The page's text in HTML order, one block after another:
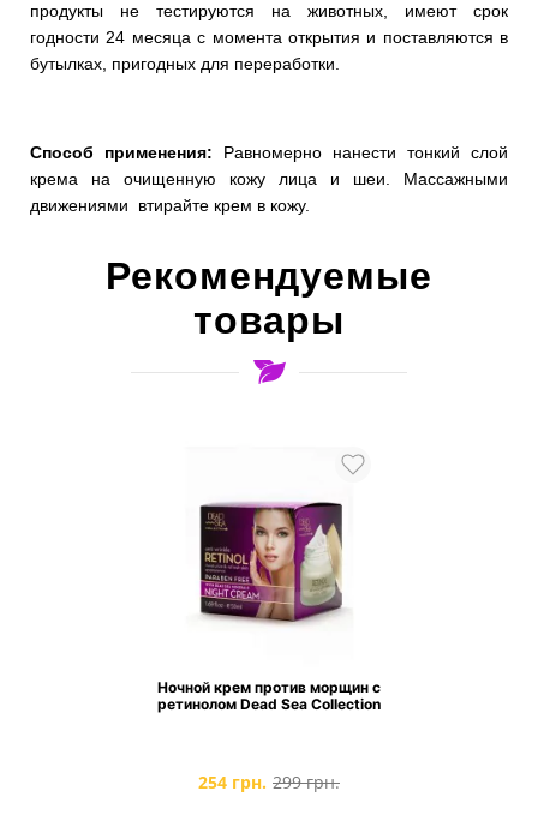
продукты не тестируются на животных, имеют срок
годности 24 месяца с момента открытия и поставляются в
бутылках, пригодных для переработки.
Способ применения: Равномерно нанести тонкий слой
крема на очищенную кожу лица и шеи. Массажными
движениями втирайте крем в кожу.
Рекомендуемые
товары
Ночной крем против морщин с
ретинолом Dead Sea Collection
254 грн. 299 грн.